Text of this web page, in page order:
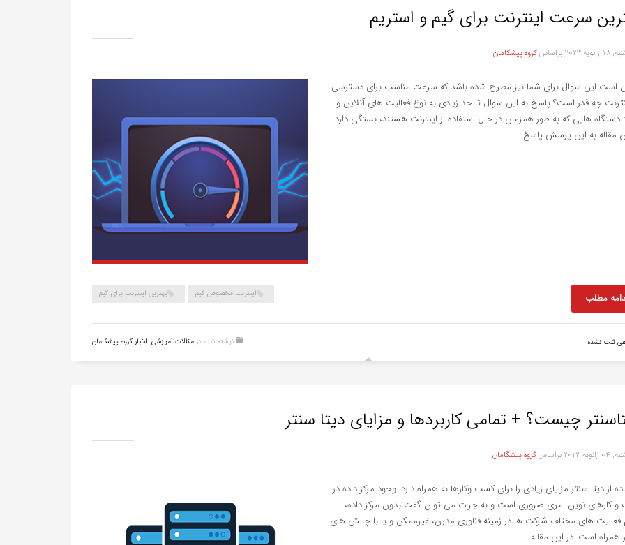
سرعت اینترنت برای گیم و استریم
2023 براساسگروه پیشگامان
است این سوال برای شما نیز مطرح شده باشد که سرعت مناسب برای دسترسی
چه قدر است؟ پاسخ به این سوال تا حد زیادی به نوع فعالیت های آنلاین و
دستگاه هایی که به طور همزمان در حال استفاده از اینترنت هستند، بستگی دارد.
مقاله به این پرسش پاسخ
اینترنت مخصوص گیم بهترین اینترنت برای گیم مطلب
نوشته شده در مقالات آموزشی, اخبار گروه پیشگامان ثبت نشده
چیست؟ + تمامی کاربردها و مزایای دیتا سنتر
2023 براساسگروه پیشگامان
از دیتا‌­­‌­ سنتر مزایای زیادی را برای کسب وکارها به همراه دارد. وجود مرکز داده در
کارهای نوین امری ضروری است و به جرات می توان گفت بدون مرکز داده،
فعالیت های مختلف شرکت ها در زمینه فناوری مدرن، غیرممکن و یا با چالش های
همراه است. در این مقاله